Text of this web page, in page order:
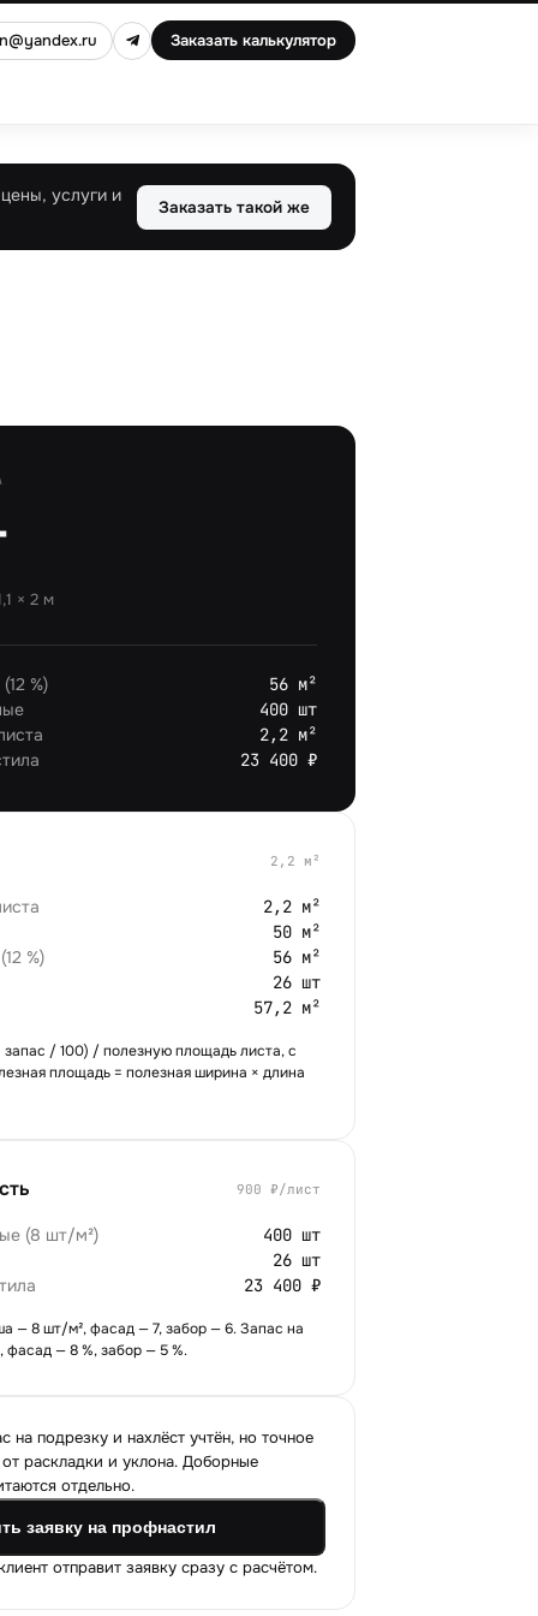
Заказать калькулятор
услуги и
Заказать такой же
× 2м
%)
56 м²
400 шт
2,2 м²
23 400 ₽
2,2 м²
2,2 м²
50 м²
%)
56 м²
26 шт
57,2 м²
запас / 100) / полезную площадь листа, с
площадь = полезная ширина × длина
900 ₽/лист
(8 шт/м²)
400 шт
26 шт
23 400 ₽
— 8 шт/м², фасад — 7, забор — 6. Запас на
фасад — 8 %, забор — 5 %.
на подрезку и нахлёст учтён, но точное
раскладки и уклона. Доборные
отдельно.
заявку на профнастил
отправит заявку сразу с расчётом.